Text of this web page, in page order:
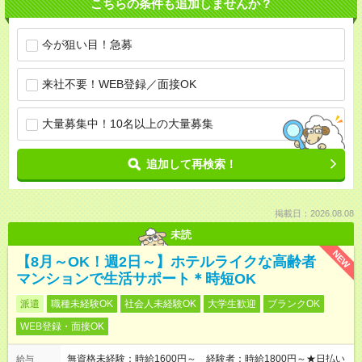
こちらの条件も追加しませんか？
今が狙い目！急募
来社不要！WEB登録／面接OK
大量募集中！10名以上の大量募集
追加して再検索！
掲載日：2026.08.08
未読
NEW
【8月～OK！週2日～】ホテルライクな高齢者
マンションで生活サポート＊時短OK
派遣 職種未経験OK 社会人未経験OK 大学生歓迎
ブランクOK
WEB登録・面接OK
給与 無資格未経験：時給1600円～ 経験者：時給1800円～★日払い